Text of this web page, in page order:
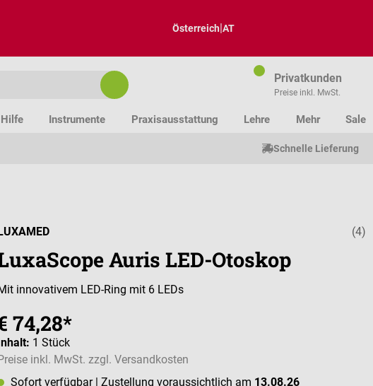
Österreich|AT
Privatkunden
Preise inkl. MwSt.
Instrumente Praxisausstattung Lehre Mehr Sale
Schnelle Lieferung
(4)
Auris LED-Otoskop
innovativem LED-Ring mit 6 LEDs
74,28*
Inhalt: 1 Stück
Preise inkl. MwSt. zzgl. Versandkosten
Sofort verfügbar | Zustellung voraussichtlich am 13.08.26